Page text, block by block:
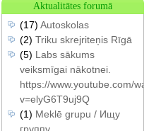
Aktualitātes forumā
(17) Autoskolas
(2) Triku skrejriteņis Rīgā
(5) Labs sākums
veiksmīgai nākotnei.
https://www.youtube.com/watch?
v=elyG6T9uj9Q
(1) Meklē grupu / Ищу